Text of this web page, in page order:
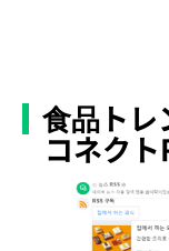
食品トレ
コネク